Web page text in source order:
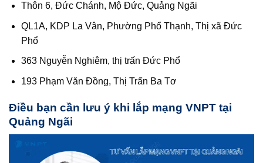
Thôn 6, Đức Chánh, Mộ Đức, Quảng Ngãi
QL1A, KDP La Vân, Phường Phổ Thạnh, Thị xã Đức
Phổ
363 Nguyễn Nghiêm, thị trấn Đức Phổ
193 Phạm Văn Đồng, Thị Trấn Ba Tơ
Điều bạn cần lưu ý khi lắp mạng VNPT tại
Quảng Ngãi